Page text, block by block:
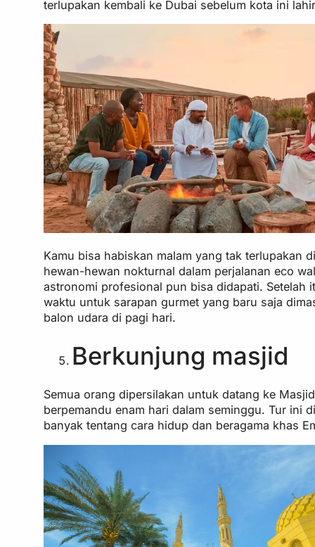
terlupakan kembali ke Dubai sebelum kota ini
Kamu bisa habiskan malam yang tak terlupakan
hewan-hewan nokturnal dalam perjalanan eco
astronomi profesional pun bisa didapati. Setelah
waktu untuk sarapan gurmet yang baru saja
balon udara di pagi hari.
Berkunjung masjid
Semua orang dipersilakan untuk datang ke
berpemandu enam hari dalam seminggu. Tur ini
banyak tentang cara hidup dan beragama khas